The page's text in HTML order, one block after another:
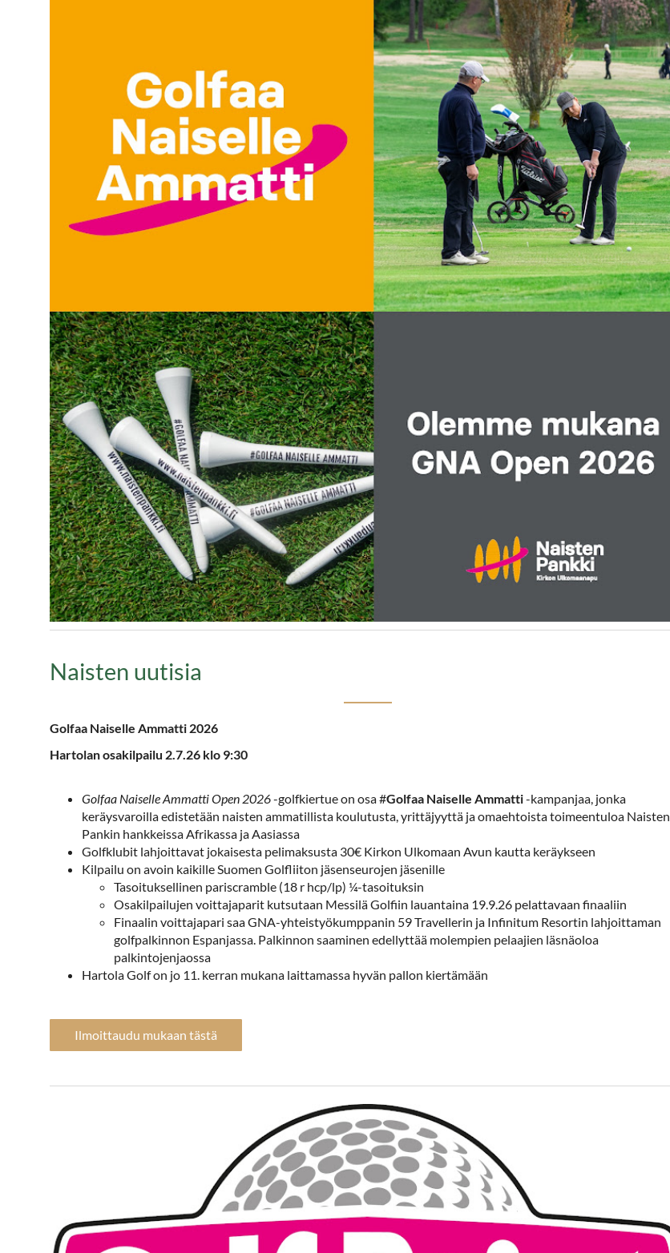
Naisten uutisia
Golfaa Naiselle Ammatti 2026
Hartolan osakilpailu 2.7.26 klo 9:30
Golfaa Naiselle Ammatti Open 2026-golfkiertue on osa #Golfaa Naiselle Ammatti-kampanjaa, jonka
keräysvaroilla edistetään naisten ammatillista koulutusta, yrittäjyyttä ja omaehtoista toimeentuloa Naisten
Pankin hankkeissa Afrikassa ja Aasiassa
Golfklubit lahjoittavat jokaisesta pelimaksusta 30€ Kirkon Ulkomaan Avun kautta keräykseen
Kilpailu on avoin kaikille Suomen Golfliiton jäsenseurojen jäsenille
Tasoituksellinen pariscramble (18 r hcp/lp) ¼-tasoituksin
Osakilpailujen voittajaparit kutsutaan Messilä Golfiin lauantaina 19.9.26 pelattavaan finaaliin
Finaalin voittajapari saa GNA-yhteistyökumppanin 59 Travellerin ja Infinitum Resortin lahjoittaman
golfpalkinnon Espanjassa. Palkinnon saaminen edellyttää molempien pelaajien läsnäoloa
palkintojenjaossa
Hartola Golf on jo 11. kerran mukana laittamassa hyvän pallon kiertämään
Ilmoittaudu mukaan tästä